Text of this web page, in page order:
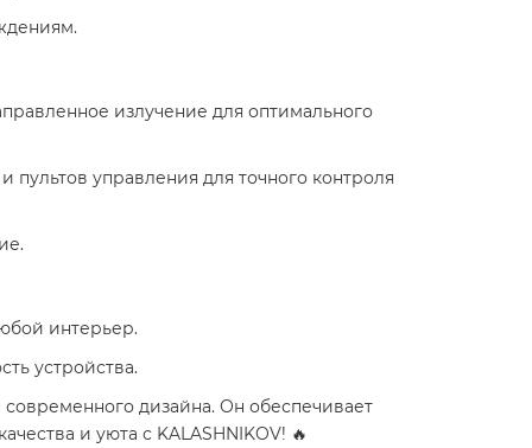
излучение для оптимального
управления для точного контроля
интерьер.
устройства.
современного дизайна. Он обеспечивает
и уюта с KALASHNIKOV! 🔥